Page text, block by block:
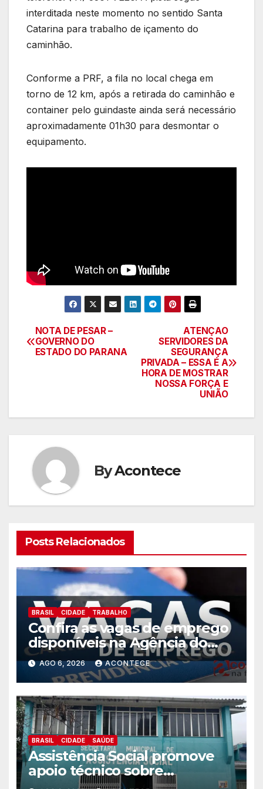
interditada neste momento no sentido Santa
Catarina para trabalho de içamento do
caminhão.
Conforme a PRF, a fila no local chega em
torno de 12 km, após a retirada do caminhão e
container pelo guindaste ainda será necessário
aproximadamente 01h30 para desmontar o
equipamento.
Navegação
de
ATENÇAO
SERVIDORES DA
SEGURANÇA
PRIVADA – ESSA É A
HORA DE MOSTRAR
NOSSA FORÇA E
UNIÃO
NOTA DE PESAR –
GOVERNO DO
ESTADO DO PARANA
ByAcontece
Posts Relacionados
BRASIL CIDADE TRABALHO
Confira as vagas de emprego
disponíveis na Agência do
Trabalhador
AGO 6, 2026 ACONTECE
BRASIL CIDADE SAÚDE
Assistência Social promove
apoio técnico sobre
preparação e resposta a